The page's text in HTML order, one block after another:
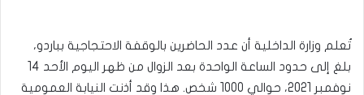
تُعلم وزارة الداخلية أن عدد الحاضرين بالوقفة الاحتجاجية بباردو،
بلغ إلى حدود الساعة الواحدة بعد الزوال من ظهر اليوم الأحد 14
نوفمبر 2021، حوالي 1000 شخص. هذا وقد أذنت النيابة العمومية